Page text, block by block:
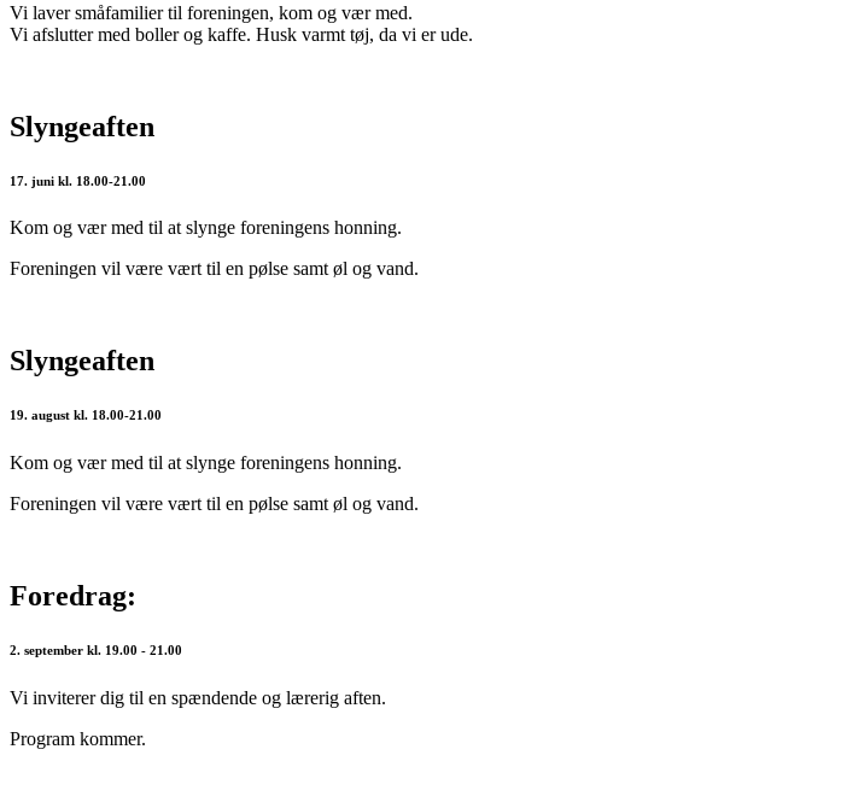
Vi laver småfamilier til foreningen, kom og vær med.
Vi afslutter med boller og kaffe. Husk varmt tøj, da vi er ude.
Slyngeaften
17. juni kl. 18.00-21.00
Kom og vær med til at slynge foreningens honning.
Foreningen vil være vært til en pølse samt øl og vand.
Slyngeaften
19. august kl. 18.00-21.00
Kom og vær med til at slynge foreningens honning.
Foreningen vil være vært til en pølse samt øl og vand.
Foredrag:
2. september kl. 19.00 - 21.00
Vi inviterer dig til en spændende og lærerig aften.
Program kommer.